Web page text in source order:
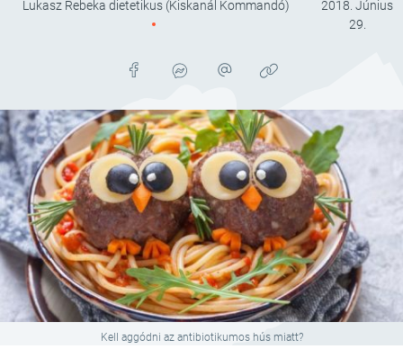
Lukasz Rebeka dietetikus (Kiskanál Kommandó)
2018. Június
29.
Kell aggódni az antibiotikumos hús miatt?